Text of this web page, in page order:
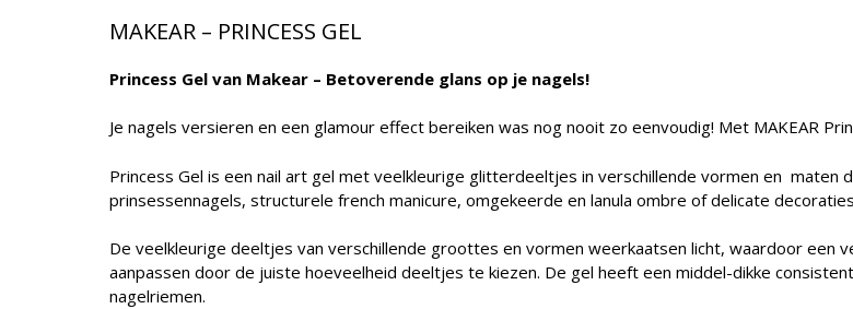
MAKEAR – PRINCESS GEL
Princess Gel van Makear – Betoverende glans op je nagels!
Je nagels versieren en een glamour effect bereiken was nog nooit zo eenvoudig! Met MAKEAR
Princess Gel is een nail art gel met veelkleurige glitterdeeltjes in verschillende vormen en maten
prinsessennagels, structurele french manicure, omgekeerde en lanula ombre of delicate
De veelkleurige deeltjes van verschillende groottes en vormen weerkaatsen licht, waardoor een
aanpassen door de juiste hoeveelheid deeltjes te kiezen. De gel heeft een middel-dikke
nagelriemen.